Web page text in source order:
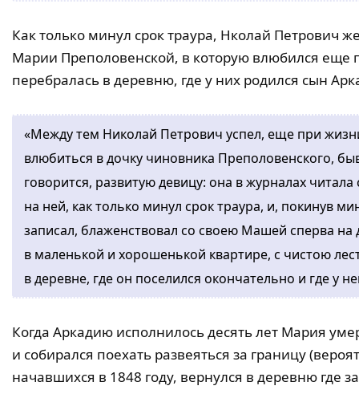
Как только минул срок траура, Нколай Петрович
Марии Преполовенской, в которую влюбился
перебралась в деревню, где у них родился сын
«Между тем Николай Петрович успел, еще при
влюбиться в дочку чиновника Преполовенского,
говорится, развитую девицу: она в журналах
на ней, как только минул срок траура, и, покинув
записал, блаженствовал со своею Машей сперва на
в маленькой и хорошенькой квартире, с чистою
в деревне, где он поселился окончательно и где у
Когда Аркадию исполнилось десять лет Мария
и собирался поехать развеяться за границу
начавшихся в 1848 году, вернулся в деревню где